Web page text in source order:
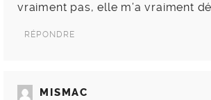
vraiment pas, elle m’a vraiment
RÉPONDRE
MISMAC